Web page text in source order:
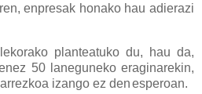
enpresak honako hau adierazi
planteatuko du, hau da,
50 laneguneko eraginarekin,
izango ez den esperoan.